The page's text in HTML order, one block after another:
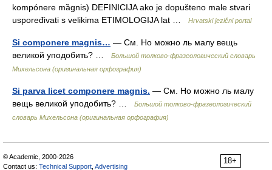
kompónere mȁgnis) DEFINICIJA ako je dopušteno male stvari
uspoređivati s velikima ETIMOLOGIJA lat …
Hrvatski jezični portal
Si componere magnis… — См. Но можно ль малу вещь
великой уподобить? …
Большой толково-фразеологический словарь
Михельсона (оригинальная орфография)
Si parva licet componere magnis. — См. Но можно ль малу
вещь великой уподобить? …
Большой толково-фразеологический
словарь Михельсона (оригинальная орфография)
18+
© Academic, 2000-2026
Contact us: Technical Support Advertising